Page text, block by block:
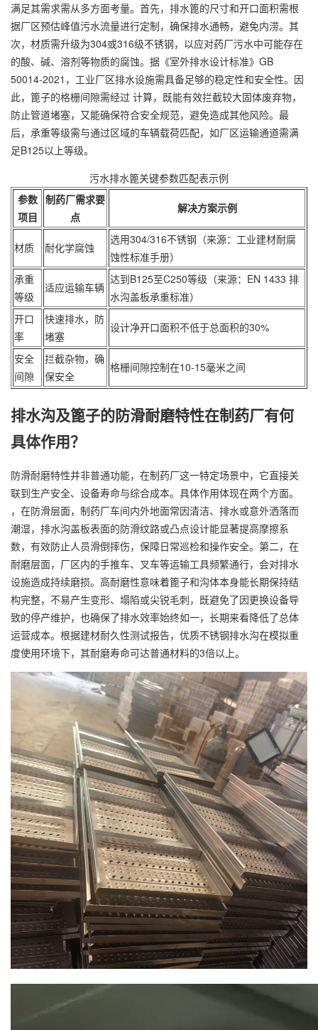
满足其需求需从多方面考量。首先，排水篦的尺寸和开口面积需根
据厂区预估峰值污水流量进行定制，确保排水通畅，避免内涝。其
次，材质需升级为304或316级不锈钢，以应对药厂污水中可能存在
的酸、碱、溶剂等物质的腐蚀。据《室外排水设计标准》GB
50014-2021，工业厂区排水设施需具备足够的稳定性和安全性。因
此，篦子的格栅间隙需经过 计算，既能有效拦截较大固体废弃物，
防止管道堵塞，又能确保符合安全规范，避免造成其他风险。最
后，承重等级需与通过区域的车辆载荷匹配，如厂区运输通道需满
足B125以上等级。
污水排水篦关键参数匹配表示例
参数
项目
制药厂需求要
点
解决方案示例
材质 耐化学腐蚀
选用304/316不锈钢（来源：工业建材耐腐
蚀性标准手册）
承重
等级
适应运输车辆
达到B125至C250等级（来源：EN 1433 排
水沟盖板承重标准）
开口
率
快速排水，防
堵塞
设计净开口面积不低于总面积的30%
安全
间隙
拦截杂物，确
保安全
格栅间隙控制在10-15毫米之间
排水沟及篦子的防滑耐磨特性在制药厂有何
具体作用？
防滑耐磨特性并非普通功能，在制药厂这一特定场景中，它直接关
联到生产安全、设备寿命与综合成本。具体作用体现在两个方面。
，在防滑层面，制药厂车间内外地面常因清洁、排水或意外洒落而
潮湿，排水沟盖板表面的防滑纹路或凸点设计能显著提高摩擦系
数，有效防止人员滑倒摔伤，保障日常巡检和操作安全。第二，在
耐磨层面，厂区内的手推车、叉车等运输工具频繁通行，会对排水
设施造成持续磨损。高耐磨性意味着篦子和沟体本身能长期保持结
构完整，不易产生变形、塌陷或尖锐毛刺，既避免了因更换设备导
致的停产维护，也确保了排水效率始终如一，长期来看降低了总体
运营成本。根据建材耐久性测试报告，优质不锈钢排水沟在模拟重
度使用环境下，其耐磨寿命可达普通材料的3倍以上。